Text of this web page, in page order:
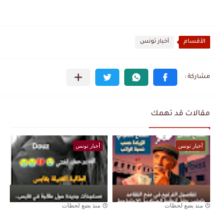
الأقسام أخبار تونس
مقالات قد تهمك
أخبار تونس
منذ بضع لحظات
أخبار تونس
منذ بضع لحظات